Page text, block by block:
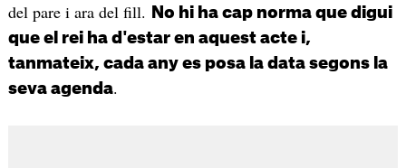
del pare i ara del fill.
No hi ha cap norma que digui
que el rei ha d'estar en aquest acte i,
tanmateix, cada any es posa la data segons la
seva agenda.